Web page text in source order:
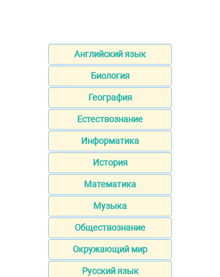
Английский язык
Биология
География
Естествознание
Информатика
История
Математика
Музыка
Обществознание
Окружающий мир
Русский язык